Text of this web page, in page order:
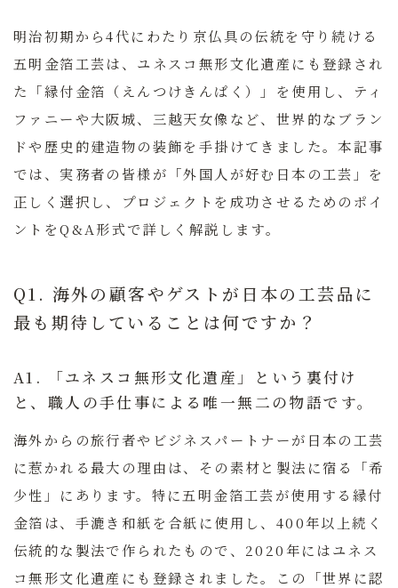
明治初期から4代にわたり京仏具の伝統を守り続ける
五明金箔工芸は、ユネスコ無形文化遺産にも登録され
た「縁付金箔（えんつけきんぱく）」を使用し、ティ
ファニーや大阪城、三越天女像など、世界的なブラン
ドや歴史的建造物の装飾を手掛けてきました。本記事
では、実務者の皆様が「外国人が好む日本の工芸」を
正しく選択し、プロジェクトを成功させるためのポイ
ントをQ&A形式で詳しく解説します。
Q1. 海外の顧客やゲストが日本の工芸品に
最も期待していることは何ですか？
A1. 「ユネスコ無形文化遺産」という裏付け
と、職人の手仕事による唯一無二の物語です。
海外からの旅行者やビジネスパートナーが日本の工芸
に惹かれる最大の理由は、その素材と製法に宿る「希
少性」にあります。特に五明金箔工芸が使用する縁付
金箔は、手漉き和紙を合紙に使用し、400年以上続く
伝統的な製法で作られたもので、2020年にはユネス
コ無形文化遺産にも登録されました。この「世界に認